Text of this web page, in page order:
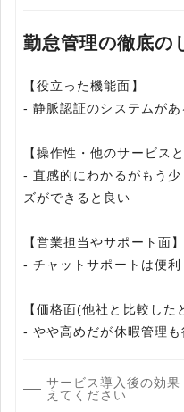
勤怠管理の徹底の
【役立った機能面】
- 静脈認証のシステムがあ
【操作性・他のサービス
- 直感的にわかるがもう
ズができると良い
【営業担当やサポート面】
- チャットサポートは便利
【価格面(他社と比較した
サービス導入後の効
えてください